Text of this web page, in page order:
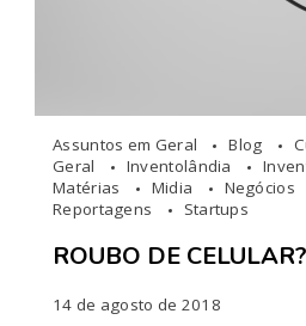
Assuntos em Geral Blog
Geral
Inventolândia
Matérias
Midia Negócios
Reportagens
Startups
ROUBO DE
14 de agosto de 2018